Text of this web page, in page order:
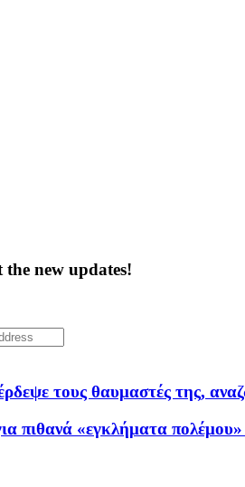
new updates!
τους θαυμαστές της,
πιθανά «εγκλήματα